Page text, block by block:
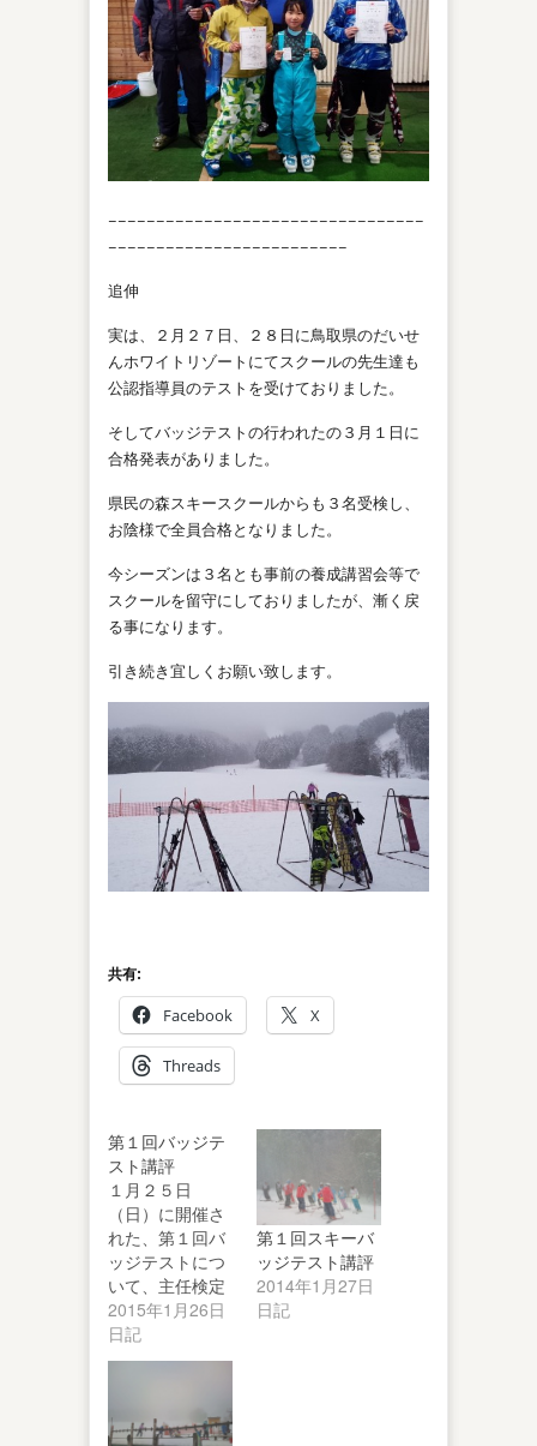
−−−−−−−−−−−−−−−−−−−−−−−−−−−−−−−−−
−−−−−−−−−−−−−−−−−−−−−−−−−
追伸
実は、２月２７日、２８日に鳥取県のだいせ
んホワイトリゾートにてスクールの先生達も
公認指導員のテストを受けておりました。
そしてバッジテストの行われたの３月１日に
合格発表がありました。
県民の森スキースクールからも３名受検し、
お陰様で全員合格となりました。
今シーズンは３名とも事前の養成講習会等で
スクールを留守にしておりましたが、漸く戻
る事になります。
引き続き宜しくお願い致します。
共有:
Facebook X
Threads
第１回バッジテ
スト講評
１月２５日
（日）に開催さ
れた、第１回バ
ッジテストにつ
いて、主任検定
員を務めました
穐山副主任より
講評…
2015年1月26日
日記
第１回スキーバ
ッジテスト講評
2014年1月27日
日記